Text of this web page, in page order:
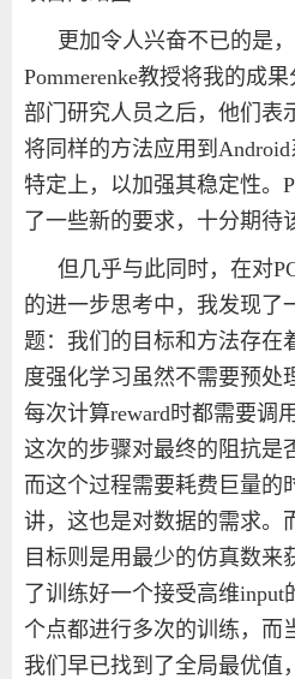
更加令人兴奋不已的是
Pommerenke教授将我的成果
部门研究人员之后，他们表
将同样的方法应用到 Android
特定上，以加强其稳定性。
了一些新的要求，十分期待
但几乎与此同时，在对
的进一步思考中，我发现了
题：我们的目标和方法存在
度强化学习虽然不需要预处
每次计算reward时都需要调
这次的步骤对最终的阻抗是
而这个过程需要耗费巨量的
讲，这也是对数据的需求。
目标则是用最少的仿真数来
了训练好一个接受高维input
个点都进行多次的训练，而
我们早已找到了全局最优值